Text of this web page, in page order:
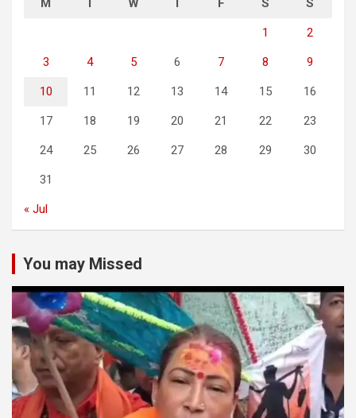
M W F S S
1 2
3 4 5 6 7 8 9
10 11 12 13 14 15 16
17 18 19 20 21 22 23
24 25 26 27 28 29 30
31
« Jul
You may Missed